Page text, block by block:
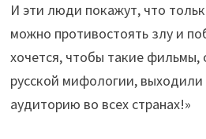
И эти люди покажут, что
можно противостоять злу и
хочется, чтобы такие фильмы,
русской мифологии,
аудиторию во всех странах!»